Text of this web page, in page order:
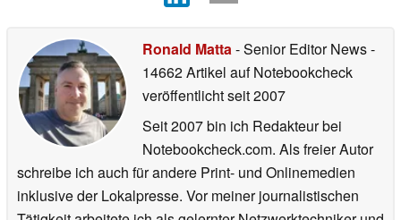
Ronald Matta- Senior Editor News-
14662 Artikel auf Notebookcheck
veröffentlichtseit 2007
Seit 2007 bin ich Redakteur bei
Notebookcheck.com. Als freier Autor
schreibe ich auch für andere Print- und Onlinemedien
inklusive der Lokalpresse. Vor meiner journalistischen